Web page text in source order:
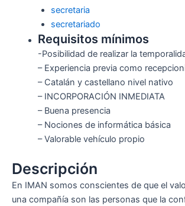
secretaria
secretariado
Requisitos mínimos
-Posibilidad de realizar la
– Experiencia previa como
– Catalán y castellano nivel nativo
– INCORPORACIÓN INMEDIATA
– Buena presencia
– Nociones de informática básica
– Valorable vehículo propio
Descripción
En IMAN somos conscientes de que el
una compañía son las personas que la